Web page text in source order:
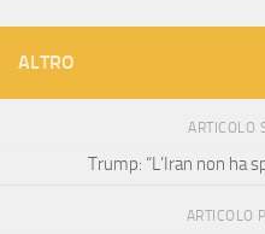
ALTRO
ARTICOLO
Trump: “L’Iran non ha
ARTICOLO